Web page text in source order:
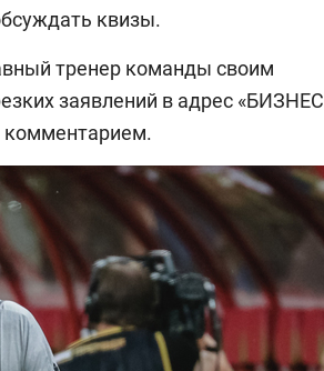
квизы.
тренер команды своим
заявлений в адрес «БИЗНЕС
комментарием.